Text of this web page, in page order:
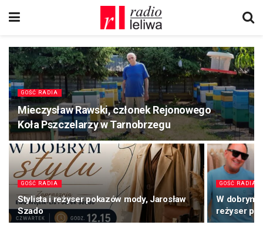
GOŚĆ RADIA
Mieczysław Rawski, członek Rejonowego
Koła Pszczelarzy w Tarnobrzegu
GOŚĆ RADIA
Stylista i reżyser pokazów mody, Jarosław
Szado
GOŚĆ RADIA
W dobrym
reżyser